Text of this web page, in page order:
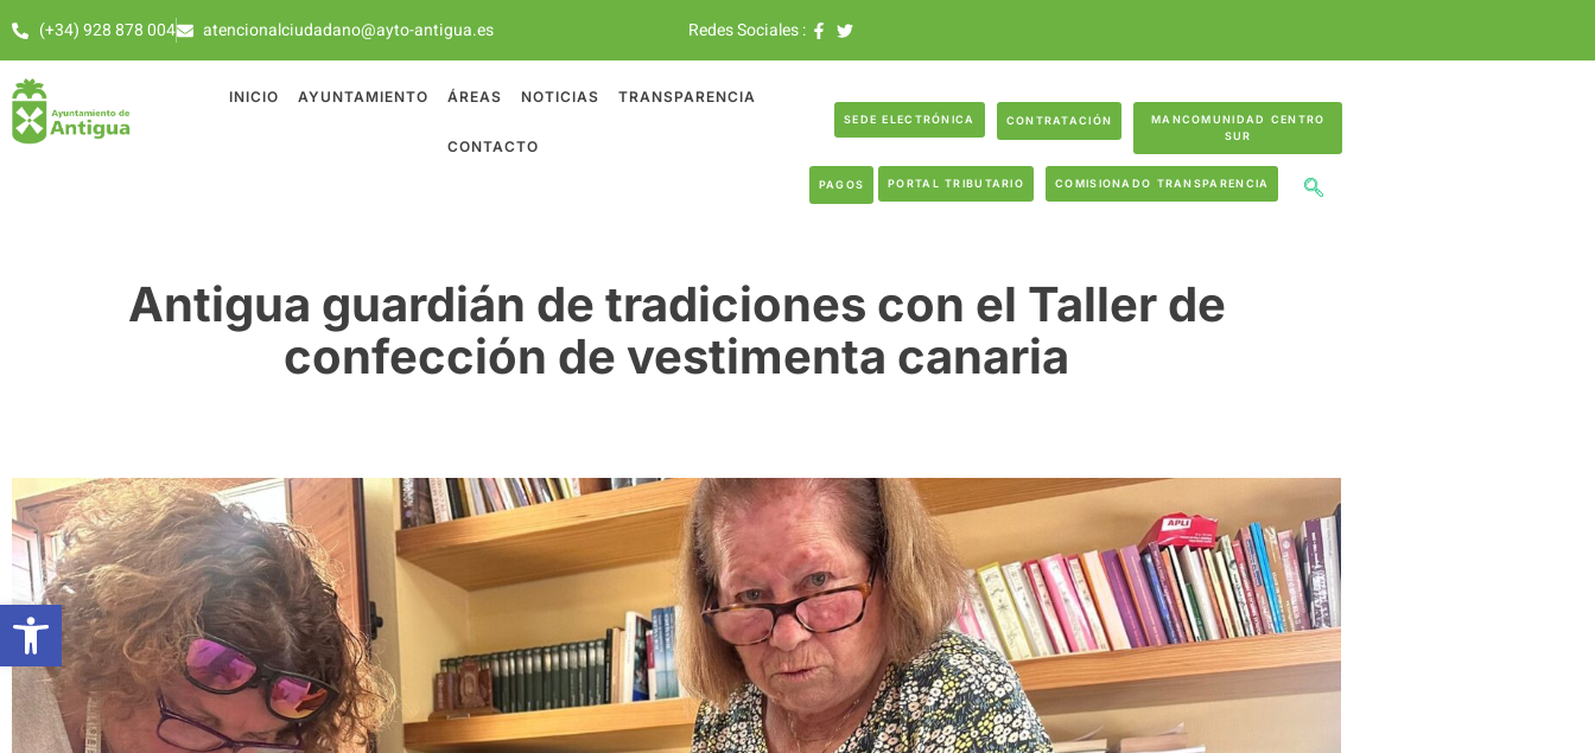
(+34) 928 878 004 atencionalciudadano@ayto-antigua.es Redes Sociales :
INICIO AYUNTAMIENTO ÁREAS NOTICIAS TRANSPARENCIA
CONTACTO
SEDE ELECTRÓNICA CONTRATACIÓN
MANCOMUNIDAD CENTRO
SUR
PAGOS PORTAL TRIBUTARIO COMISIONADO TRANSPARENCIA
Antigua guardián de tradiciones con el Taller de
confección de vestimenta canaria
Abrir barra de herramientas